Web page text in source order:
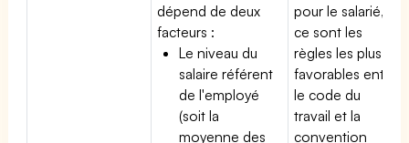
dépend de deux
facteurs :
Le niveau du
salaire référent
de l'employé
(soit la
moyenne des
pour le salarié,
ce sont les
règles les plus
favorables entre
le code du
travail et la
convention